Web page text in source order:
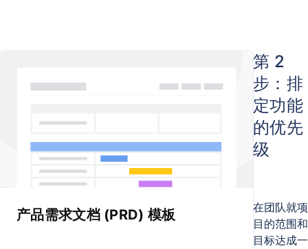
产品需求文档 (PRD) 模板
第 2
步：排
定功能
的优先
级
在团队就项
目的范围和
目标达成一